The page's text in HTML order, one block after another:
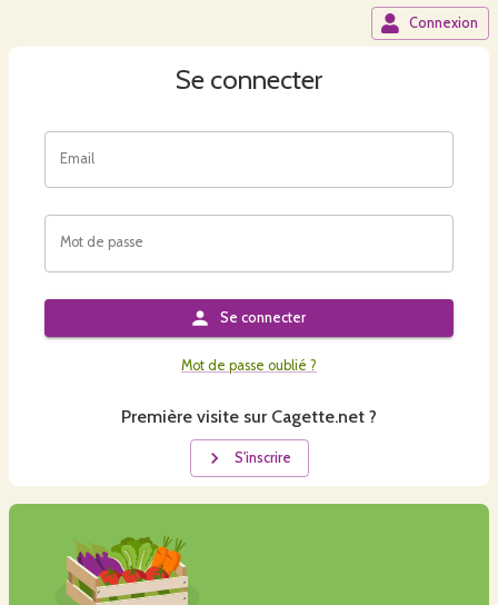
Connexion
Se connecter
Email
Mot de passe
Se connecter
Mot de passe oublié ?
Première visite sur Cagette.net ?
S'inscrire